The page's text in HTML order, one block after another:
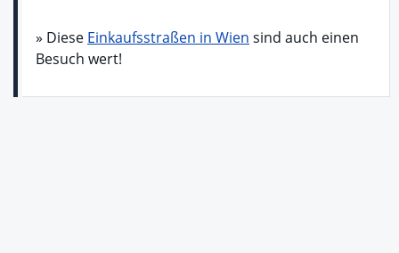
» Diese Einkaufsstraßen in Wien sind auch einen
Besuch wert!